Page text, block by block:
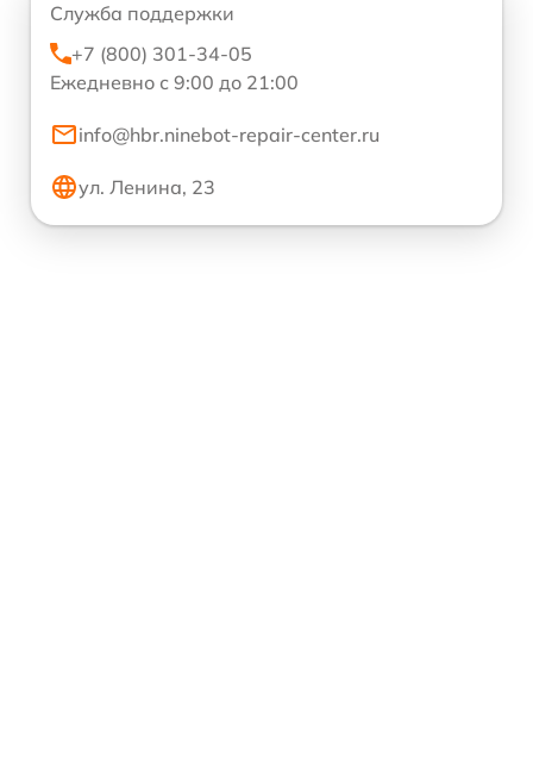
Служба поддержки
+7 (800) 301-34-05
Ежедневно с 9:00 до 21:00
info@hbr.ninebot-repair-center.ru
ул. Ленина, 23